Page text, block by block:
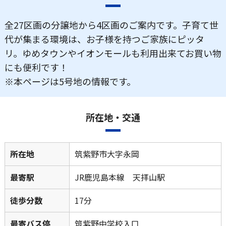
全27区画の分譲地から4区画のご案内です。子育て世
代が集まる環境は、お子様を持つご家族にピッタ
リ。ゆめタウンやイオンモールも利用出来てお買い物
にも便利です！
※本ページは5号地の情報です。
所在地・交通
所在地
筑紫野市大字永岡
最寄駅
JR鹿児島本線 天拝山駅
徒歩分数
17分
最寄バス停
筑紫野中学校入口